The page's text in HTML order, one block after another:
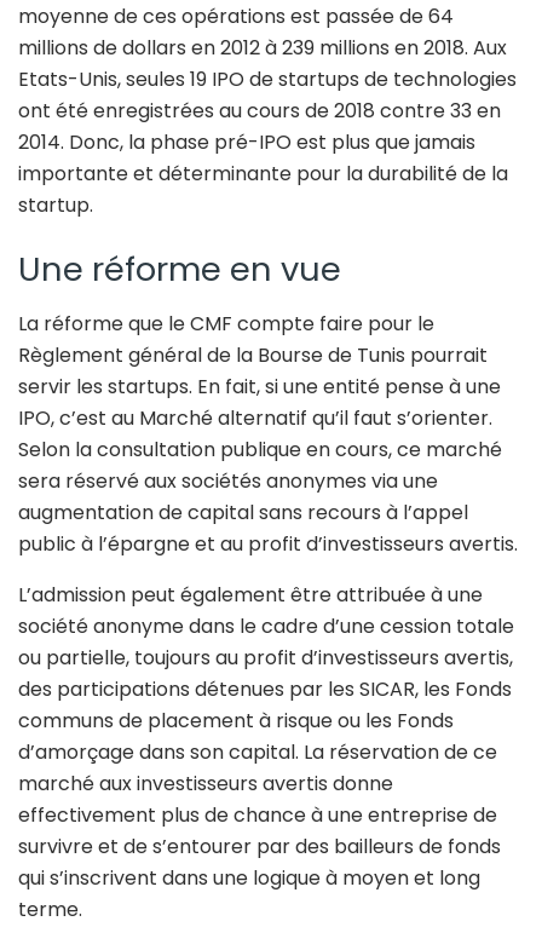
moyenne de ces opérations est passée de 64
millions de dollars en 2012 à 239 millions en 2018. Aux
Etats-Unis, seules 19 IPO de startups de technologies
ont été enregistrées au cours de 2018 contre 33 en
2014. Donc, la phase pré-IPO est plus que jamais
importante et déterminante pour la durabilité de la
startup.
Une réforme en vue
La réforme que le CMF compte faire pour le
Règlement général de la Bourse de Tunis pourrait
servir les startups. En fait, si une entité pense à une
IPO, c’est au Marché alternatif qu’il faut s’orienter.
Selon la consultation publique en cours, ce marché
sera réservé aux sociétés anonymes via une
augmentation de capital sans recours à l’appel
public à l’épargne et au profit d’investisseurs avertis.
L’admission peut également être attribuée à une
société anonyme dans le cadre d’une cession totale
ou partielle, toujours au profit d’investisseurs avertis,
des participations détenues par les SICAR, les Fonds
communs de placement à risque ou les Fonds
d’amorçage dans son capital. La réservation de ce
marché aux investisseurs avertis donne
effectivement plus de chance à une entreprise de
survivre et de s’entourer par des bailleurs de fonds
qui s’inscrivent dans une logique à moyen et long
terme.